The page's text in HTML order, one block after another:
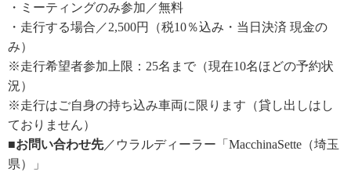
・ミーティングのみ参加／無料
・走行する場合／2,500円（税10％込み・当日決済 現金の
み）
※走行希望者参加上限：25名まで（現在10名ほどの予約状
況）
※走行はご自身の持ち込み車両に限ります（貸し出しはし
ておりません）
■お問い合わせ先／ウラルディーラー「MacchinaSette（埼玉
県）」